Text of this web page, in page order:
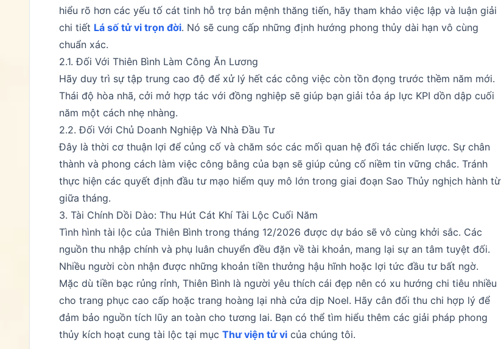
hiểu rõ hơn các yếu tố cát tinh hỗ trợ bản mệnh thăng tiến, hãy tham khảo việc lập và luận giải
chi tiết Lá số tử vi trọn đời. Nó sẽ cung cấp những định hướng phong thủy dài hạn vô cùng
chuẩn xác.
2.1. Đối Với Thiên Bình Làm Công Ăn Lương
Hãy duy trì sự tập trung cao độ để xử lý hết các công việc còn tồn đọng trước thềm năm mới.
Thái độ hòa nhã, cởi mở hợp tác với đồng nghiệp sẽ giúp bạn giải tỏa áp lực KPI dồn dập cuối
năm một cách nhẹ nhàng.
2.2. Đối Với Chủ Doanh Nghiệp Và Nhà Đầu Tư
Đây là thời cơ thuận lợi để củng cố và chăm sóc các mối quan hệ đối tác chiến lược. Sự chân
thành và phong cách làm việc công bằng của bạn sẽ giúp củng cố niềm tin vững chắc. Tránh
thực hiện các quyết định đầu tư mạo hiểm quy mô lớn trong giai đoạn Sao Thủy nghịch hành từ
giữa tháng.
3. Tài Chính Dồi Dào: Thu Hút Cát Khí Tài Lộc Cuối Năm
Tình hình tài lộc của Thiên Bình trong tháng 12/2026 được dự báo sẽ vô cùng khởi sắc. Các
nguồn thu nhập chính và phụ luân chuyển đều đặn về tài khoản, mang lại sự an tâm tuyệt đối.
Nhiều người còn nhận được những khoản tiền thưởng hậu hĩnh hoặc lợi tức đầu tư bất ngờ.
Mặc dù tiền bạc rủng rỉnh, Thiên Bình là người yêu thích cái đẹp nên có xu hướng chi tiêu nhiều
cho trang phục cao cấp hoặc trang hoàng lại nhà cửa dịp Noel. Hãy cân đối thu chi hợp lý để
đảm bảo nguồn tích lũy an toàn cho tương lai. Bạn có thể tìm hiểu thêm các giải pháp phong
thủy kích hoạt cung tài lộc tại mục Thư viện tử vi của chúng tôi.